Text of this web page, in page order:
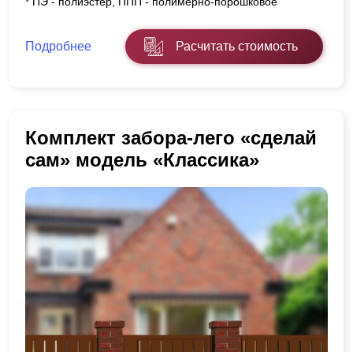
Подробнее Расчитать стоимость
Комплект забора-лего «сделай
сам» модель «Классика»